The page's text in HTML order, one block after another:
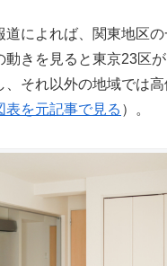
道によれば、関東地区
動きを見ると東京23区
、それ以外の地域では
表を元記事で見る ）。